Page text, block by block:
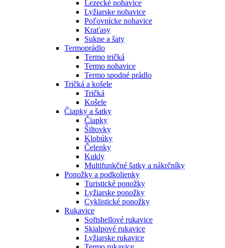
Lezecké nohavice
Lyžiarske nohavice
Poľovnícke nohavice
Kraťasy
Sukne a šaty
Termoprádlo
Termo tričká
Termo nohavice
Termo spodné prádlo
Tričká a košele
Tričká
Košele
Čiapky a šatky
Čiapky
Šiltovky
Klobúky
Čelenky
Kukly
Multifunkčné šatky a nákrčníky
Ponožky a podkolienky
Turistické ponožky
Lyžiarske ponožky
Cyklistické ponožky
Rukavice
Softshellové rukavice
Skialpové rukavice
Lyžiarske rukavice